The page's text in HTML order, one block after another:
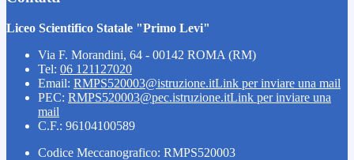
Liceo Scientifico Statale "Primo Levi"
Via F. Morandini, 64 - 00142 ROMA (RM)
Tel: 06 121127020
Email: RMPS520003@istruzione.itLink per inviare una mail
PEC: RMPS520003@pec.istruzione.itLink per inviare una
mail
C.F.: 96104100589
Codice Meccanografico: RMPS520003